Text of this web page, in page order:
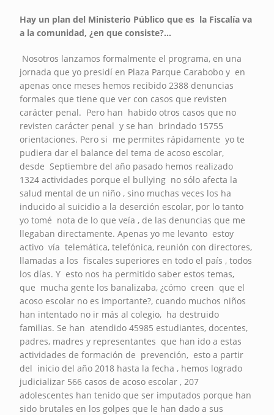
Hay un plan del Ministerio Público que es la Fiscalía va
a la comunidad, ¿en que consiste?...
Nosotros lanzamos formalmente el programa, en una
jornada que yo presidí en Plaza Parque Carabobo y en
apenas once meses hemos recibido 2388 denuncias
formales que tiene que ver con casos que revisten
carácter penal. Pero han habido otros casos que no
revisten carácter penal y se han brindado 15755
orientaciones. Pero si me permites rápidamente yo te
pudiera dar el balance del tema de acoso escolar,
desde Septiembre del año pasado hemos realizado
1324 actividades porque el bullying no sólo afecta la
salud mental de un niño , sino muchas veces los ha
inducido al suicidio a la deserción escolar, por lo tanto
yo tomé nota de lo que veía , de las denuncias que me
llegaban directamente. Apenas yo me levanto estoy
activo vía telemática, telefónica, reunión con directores,
llamadas a los fiscales superiores en todo el país , todos
los días. Y esto nos ha permitido saber estos temas,
que mucha gente los banalizaba, ¿cómo creen que el
acoso escolar no es importante?, cuando muchos niños
han intentado no ir más al colegio, ha destruido
familias. Se han atendido 45985 estudiantes, docentes,
padres, madres y representantes que han ido a estas
actividades de formación de prevención, esto a partir
del inicio del año 2018 hasta la fecha , hemos logrado
judicializar 566 casos de acoso escolar , 207
adolescentes han tenido que ser imputados porque han
sido brutales en los golpes que le han dado a sus